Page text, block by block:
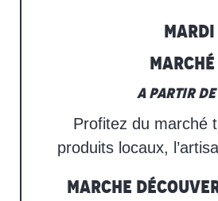
A partir de
Profitez du marché
produits locaux,
Marche